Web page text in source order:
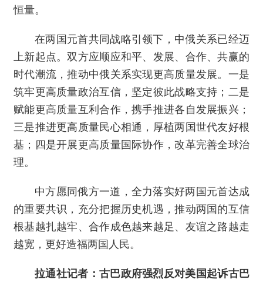
恒量。
在两国元首共同战略引领下，中俄关系已经迈
上新起点。双方应顺应和平、发展、合作、共赢的
时代潮流，推动中俄关系实现更高质量发展。一是
筑牢更高质量政治互信，坚定彼此战略支持；二是
赋能更高质量互利合作，携手推进各自发展振兴；
三是推进更高质量民心相通，厚植两国世代友好根
基；四是开展更高质量国际协作，改革完善全球治
理。
中方愿同俄方一道，全力落实好两国元首达成
的重要共识，充分把握历史机遇，推动两国的互信
根基越扎越牢、合作成色越来越足、友谊之路越走
越宽，更好造福两国人民。
拉通社记者：古巴政府强烈反对美国起诉古巴